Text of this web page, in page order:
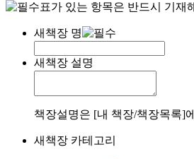
표가 있는 항목은 반드시 기재
새책장 명
새책장 설명
책장설명은 [내 책장/책장목록]
새책장 카테고리